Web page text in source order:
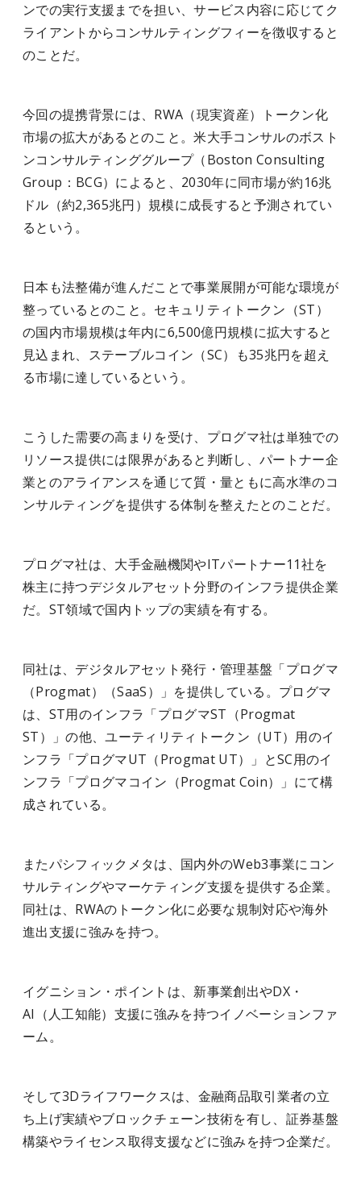
ンでの実行支援までを担い、サービス内容に応じてク
ライアントからコンサルティングフィーを徴収すると
のことだ。
今回の提携背景には、RWA（現実資産）トークン化
市場の拡大があるとのこと。米大手コンサルのボスト
ンコンサルティンググループ（Boston Consulting
Group：BCG）によると、2030年に同市場が約16兆
ドル（約2,365兆円）規模に成長すると予測されてい
るという。
日本も法整備が進んだことで事業展開が可能な環境が
整っているとのこと。セキュリティトークン（ST）
の国内市場規模は年内に6,500億円規模に拡大すると
見込まれ、ステーブルコイン（SC）も35兆円を超え
る市場に達しているという。
こうした需要の高まりを受け、プログマ社は単独での
リソース提供には限界があると判断し、パートナー企
業とのアライアンスを通じて質・量ともに高水準のコ
ンサルティングを提供する体制を整えたとのことだ。
プログマ社は、大手金融機関やITパートナー11社を
株主に持つデジタルアセット分野のインフラ提供企業
だ。ST領域で国内トップの実績を有する。
同社は、デジタルアセット発行・管理基盤「プログマ
（Progmat）（SaaS）」を提供している。プログマ
は、ST用のインフラ「プログマST（Progmat
ST）」の他、ユーティリティトークン（UT）用のイ
ンフラ「プログマUT（Progmat UT）」とSC用のイ
ンフラ「プログマコイン（Progmat Coin）」にて構
成されている。
またパシフィックメタは、国内外のWeb3事業にコン
サルティングやマーケティング支援を提供する企業。
同社は、RWAのトークン化に必要な規制対応や海外
進出支援に強みを持つ。
イグニション・ポイントは、新事業創出やDX・
AI（人工知能）支援に強みを持つイノベーションファ
ーム。
そして3Dライフワークスは、金融商品取引業者の立
ち上げ実績やブロックチェーン技術を有し、証券基盤
構築やライセンス取得支援などに強みを持つ企業だ。